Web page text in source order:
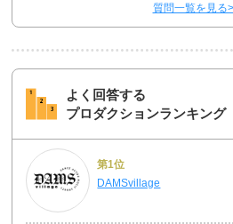
質問一覧を見る
よく回答する
プロダクションランキング
第1位
DAMSvillage